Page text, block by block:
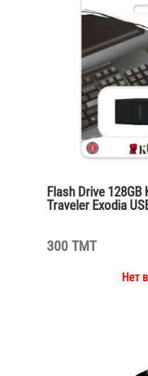
Flash Drive
Traveler Exodia
300 TMT
Нет